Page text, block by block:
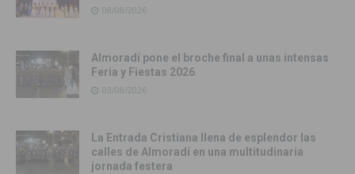
08/08/2026
Almoradí pone el broche final a unas intensas
Feria y Fiestas 2026
03/08/2026
La Entrada Cristiana llena de esplendor las
calles de Almoradí en una multitudinaria
jornada festera